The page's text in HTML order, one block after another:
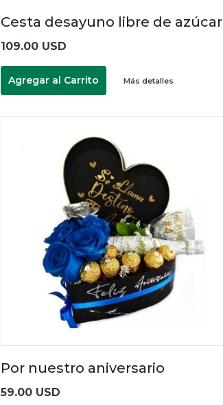
Cesta desayuno libre de azúcar
109.00 USD
Agregar al Carrito Más detalles
Por nuestro aniversario
59.00 USD